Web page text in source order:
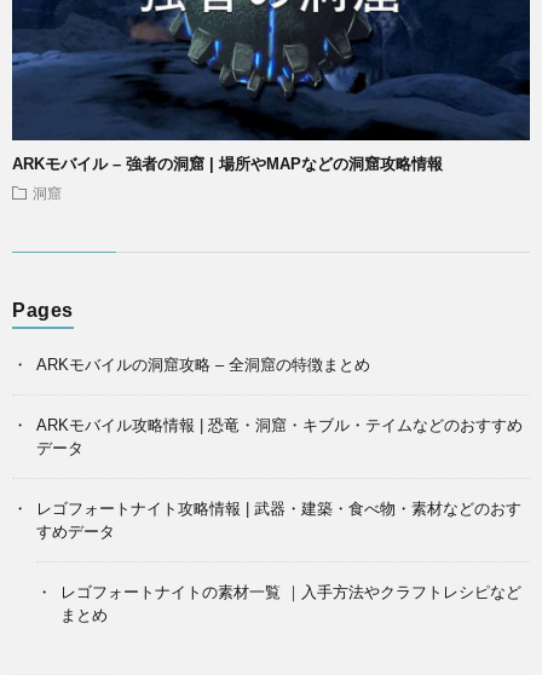
ARKモバイル – 強者の洞窟 | 場所やMAPなどの洞窟攻略情報
洞窟
Pages
ARKモバイルの洞窟攻略 – 全洞窟の特徴まとめ
ARKモバイル攻略情報 | 恐竜・洞窟・キブル・テイムなどのおすすめ
データ
レゴフォートナイト攻略情報 | 武器・建築・食べ物・素材などのおす
すめデータ
レゴフォートナイトの素材一覧 ｜入手方法やクラフトレシピなど
まとめ